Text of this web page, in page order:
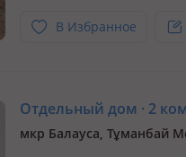
В Избранное
Отдельный дом · 2
мкр Балауса, Тұманбай